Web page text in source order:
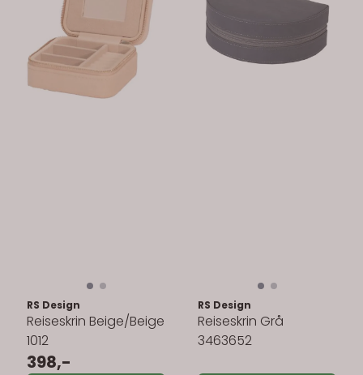
RS Design
Reiseskrin Beige/Beige
1012
398,-
RS Design
Reiseskrin Grå
3463652